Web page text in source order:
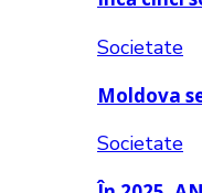
Societate
Moldova
Societate